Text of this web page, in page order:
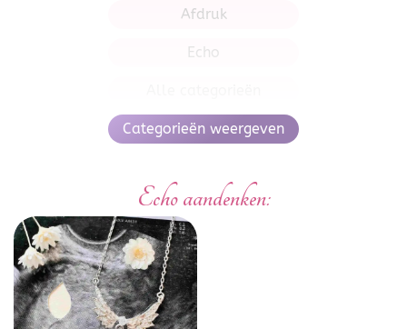
Afdruk
Echo
Categorieën weergeven
Echo aandenken: